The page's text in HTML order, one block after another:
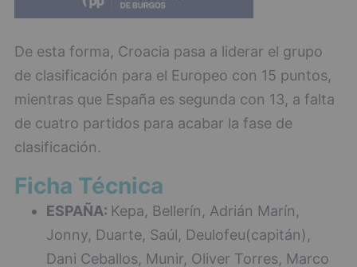
De esta forma, Croacia pasa a liderar el grupo
de clasificación para el Europeo con 15 puntos,
mientras que España es segunda con 13, a falta
de cuatro partidos para acabar la fase de
clasificación.
Ficha Técnica
ESPAÑA: Kepa, Bellerín, Adrián Marín,
Jonny, Duarte, Saúl, Deulofeu(capitán),
Dani Ceballos, Munir, Oliver Torres, Marco